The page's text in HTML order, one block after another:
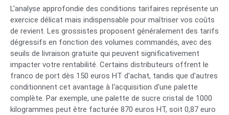
L'analyse approfondie des conditions tarifaires représente un
exercice délicat mais indispensable pour maîtriser vos coûts
de revient. Les grossistes proposent généralement des tarifs
dégressifs en fonction des volumes commandés, avec des
seuils de livraison gratuite qui peuvent significativement
impacter votre rentabilité. Certains distributeurs offrent le
franco de port dès 150 euros HT d'achat, tandis que d'autres
conditionnent cet avantage à l'acquisition d'une palette
complète. Par exemple, une palette de sucre cristal de 1000
kilogrammes peut être facturée 870 euros HT, soit 0,87 euro